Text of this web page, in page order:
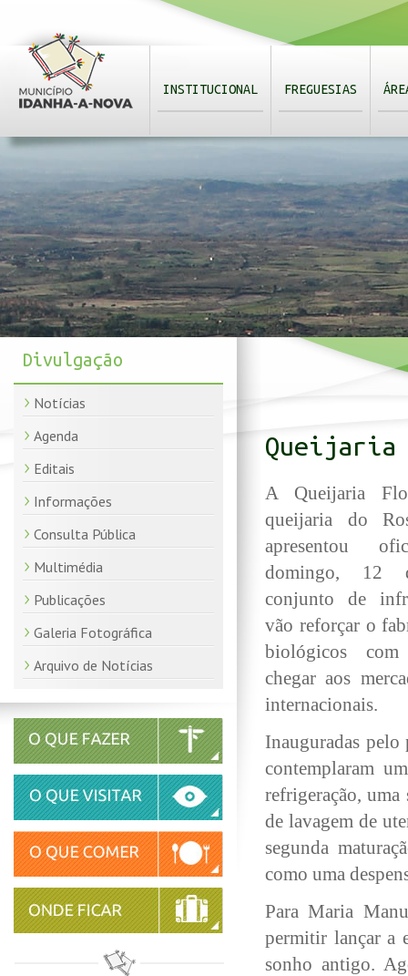
INSTITUCIONAL FREGUESIAS
Divulgação
Notícias
Agenda
Editais
Informações
Consulta Pública
Multimédia
Publicações
Galeria Fotográfica
Arquivo de Notícias
Queijaria
A Queijaria
queijaria do
apresentou
domingo, 12
conjunto de
vão reforçar o
biológicos
chegar aos
internacionais.
Inauguradas pelo
contemplaram
refrigeração,
de lavagem de
segunda
como uma
Para Maria
permitir lançar a
sonho antigo.